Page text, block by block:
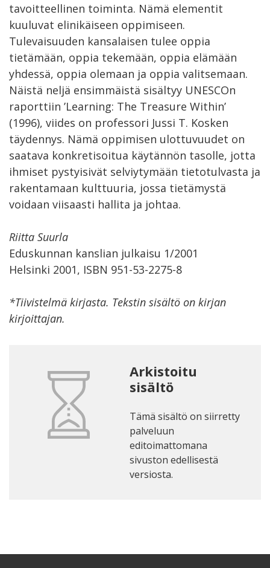
tavoitteellinen toiminta. Nämä elementit
kuuluvat elinikäiseen oppimiseen.
Tulevaisuuden kansalaisen tulee oppia
tietämään, oppia tekemään, oppia elämään
yhdessä, oppia olemaan ja oppia valitsemaan.
Näistä neljä ensimmäistä sisältyy UNESCOn
raporttiin ’Learning: The Treasure Within’
(1996), viides on professori Jussi T. Kosken
täydennys. Nämä oppimisen ulottuvuudet on
saatava konkretisoitua käytännön tasolle, jotta
ihmiset pystyisivät selviytymään tietotulvasta ja
rakentamaan kulttuuria, jossa tietämystä
voidaan viisaasti hallita ja johtaa.
Riitta Suurla
Eduskunnan kanslian julkaisu 1/2001
Helsinki 2001, ISBN 951-53-2275-8
*Tiivistelmä kirjasta. Tekstin sisältö on kirjan
kirjoittajan.
Arkistoitu
sisältö
Tämä sisältö on siirretty
palveluun
editoimattomana
sivuston edellisestä
versiosta.